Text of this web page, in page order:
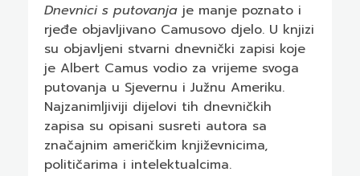
Dnevnici s putovanja je manje poznato i
rjeđe objavljivano Camusovo djelo. U knjizi
su objavljeni stvarni dnevnički zapisi koje
je Albert Camus vodio za vrijeme svoga
putovanja u Sjevernu i Južnu Ameriku.
Najzanimljiviji dijelovi tih dnevničkih
zapisa su opisani susreti autora sa
značajnim američkim književnicima,
političarima i intelektualcima.